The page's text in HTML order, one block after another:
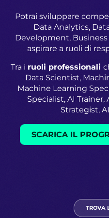
Potrai sviluppare
Data Analytics,
Development,
aspirare a ruoli di
Tra i ruoli professionali
Data Scientist,
Machine Learning
Specialist, AI
Strategist,
SCARICA IL
TROVA